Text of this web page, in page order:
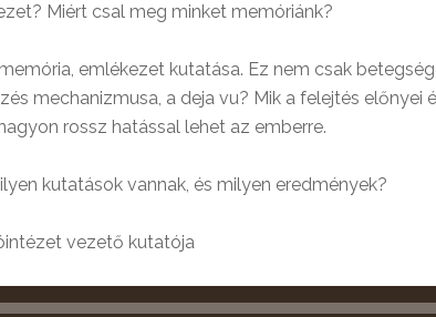
Miért csal meg minket memóriánk?
emlékezet kutatása. Ez nem csak
mechanizmusa, a deja vu? Mik a felejtés előnyei
rossz hatással lehet az emberre.
kutatások vannak, és milyen eredmények?
vezető kutatója